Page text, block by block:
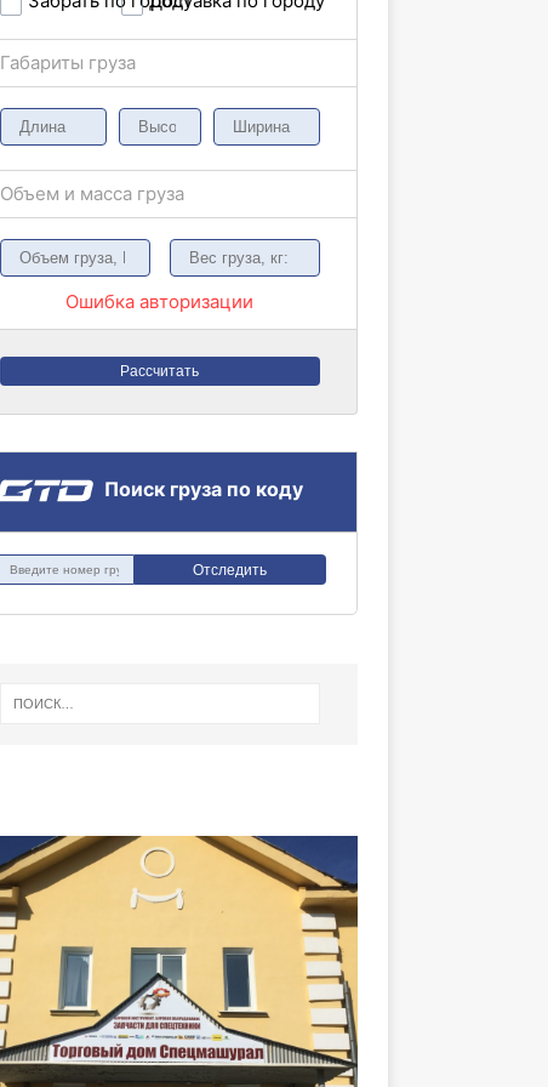
Габариты груза
Объем и масса груза
Ошибка авторизации
Рассчитать
Поиск груза по коду
Отследить